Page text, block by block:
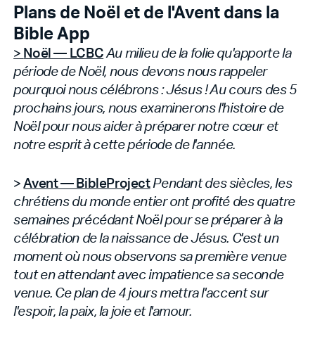
Plans de Noël et de l'Avent dans la
Bible App
> Noël — LCBCAu milieu de la folie qu'apporte la
période de Noël, nous devons nous rappeler
pourquoi nous célébrons : Jésus ! Au cours des 5
prochains jours, nous examinerons l'histoire de
Noël pour nous aider à préparer notre cœur et
notre esprit à cette période de l'année.
>Avent — BibleProjectPendant des siècles, les
chrétiens du monde entier ont profité des quatre
semaines précédant Noël pour se préparer à la
célébration de la naissance de Jésus. C'est un
moment où nous observons sa première venue
tout en attendant avec impatience sa seconde
venue. Ce plan de 4 jours mettra l'accent sur
l'espoir, la paix, la joie et l'amour.